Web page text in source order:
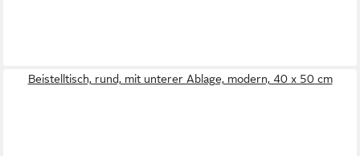
Beistelltisch, rund, mit unterer Ablage, modern, 40 x 50 cm